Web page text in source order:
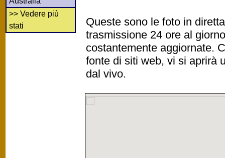
>> Vedere più
stati
Queste sono le foto in
trasmissione 24 ore al
costantemente aggiornate.
fonte di siti web, vi si aprirà
dal vivo.